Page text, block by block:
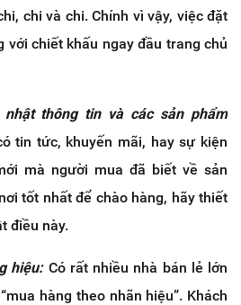
chi và chi. Chính vì vậy, việc đặt
với chiết khấu ngay đầu trang chủ
thông tin và các sản phẩm
tin tức, khuyến mãi, hay sự kiện
mà người mua đã biết về sản
tốt nhất để chào hàng, hãy thiết
điều này.
hiệu:Có rất nhiều nhà bán lẻ lớn
hàng theo nhãn hiệu”. Khách